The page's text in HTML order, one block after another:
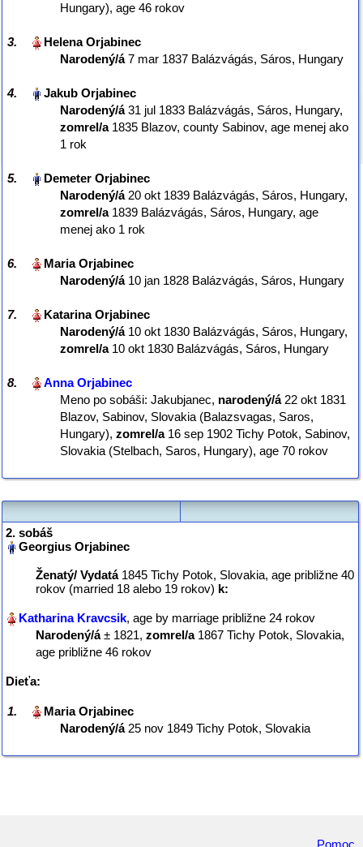
Hungary)‎, age 46 rokov
3.
Narodený/á‎7 mar 1837 Balázvágás, Sáros, Hungary‎
4.
Narodený/á‎31 jul 1833 Balázvágás, Sáros, Hungary,
zomrel/a‎1835 Blazov, county Sabinov‎, age menej ako
1 rok
5.
Narodený/á‎20 okt 1839 Balázvágás, Sáros, Hungary,
zomrel/a‎1839 Balázvágás, Sáros, Hungary‎, age
menej ako 1 rok
6.
Narodený/á‎10 jan 1828 Balázvágás, Sáros, Hungary‎
7.
Narodený/á‎10 okt 1830 Balázvágás, Sáros, Hungary,
zomrel/a‎10 okt 1830 Balázvágás, Sáros, Hungary‎
8.
Meno po sobáši: Jakubjanec, narodený/á‎22 okt 1831
Blazov, Sabinov, Slovakia (Balazsvagas, Saros,
Hungary), zomrel/a‎16 sep 1902 Tichy Potok, Sabinov,
Slovakia (Stelbach, Saros, Hungary)‎, age 70 rokov
2. sobáš
Ženatý/ Vydatá‎1845 Tichy Potok, Slovakia, age približne 40
rokov (married 18 alebo 19 rokov) k:
, age by marriage približne 24 rokov
Narodený/á‎± 1821, zomrel/a‎1867 Tichy Potok, Slovakia‎,
age približne 46 rokov
Dieťa:
1.
Narodený/á‎25 nov 1849 Tichy Potok, Slovakia‎
Pomoc